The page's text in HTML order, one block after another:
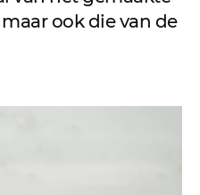
ook die van de